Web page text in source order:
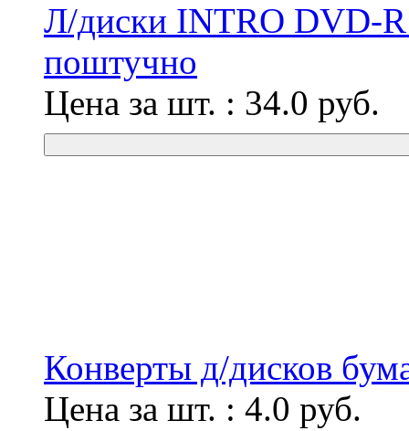
Л/диски INTRO DVD-R
поштучно
Цена за шт. : 34.0 руб.
Конверты д/дисков
Цена за шт. : 4.0 руб.